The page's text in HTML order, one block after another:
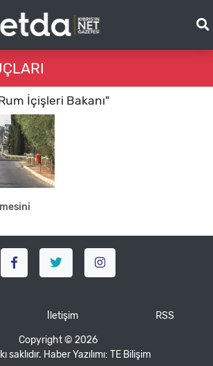
İçişleri Bakanı"
İletişim RSS
Copyright © 2026
saklıdır. Haber Yazılımı: TE Bilişim